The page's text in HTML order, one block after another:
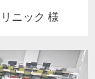
ニック 様